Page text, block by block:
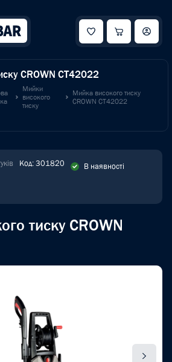
CROWN CT42022
Мийки
високого
тиску
Мийка високого тиску
CROWN CT42022
Код: 301820 В наявності
тиску CROWN